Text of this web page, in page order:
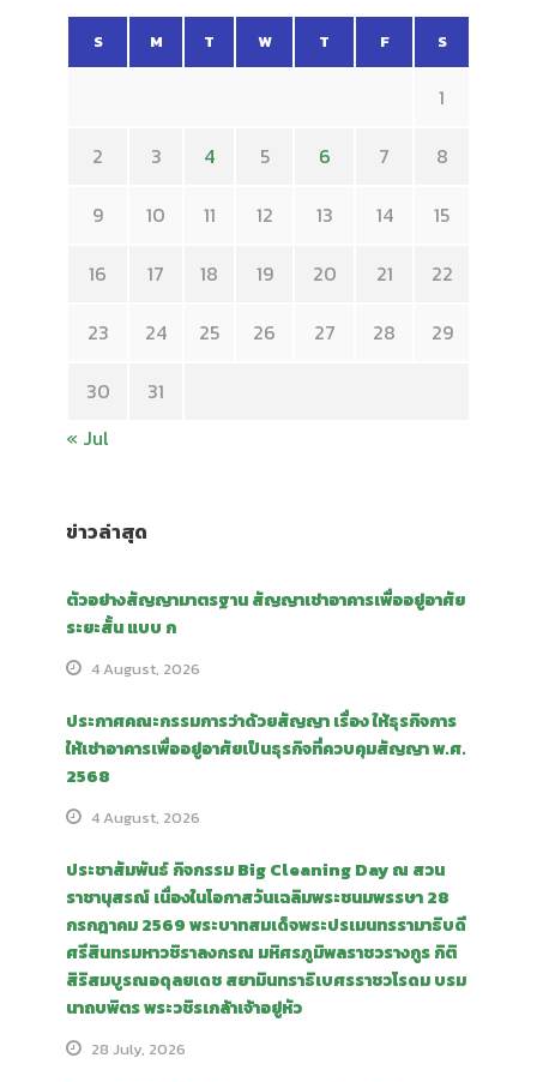
S M T W T F S
1
2 3 4 5 6 7 8
9 10 11 12 13 14 15
16 17 18 19 20 21 22
23 24 25 26 27 28 29
30
31
« Jul
ข่าวล่าสุด
ตัวอย่างสัญญามาตรฐาน สัญญาเช่าอาคารเพื่ออยู่อาศัย
ระยะสั้น แบบ ก
4 August, 2026
ประกาศคณะกรรมการว่าด้วยสัญญา เรื่อง ให้ธุรกิจการ
ให้เช่าอาคารเพื่ออยู่อาศัยเป็นธุรกิจที่ควบคุมสัญญา พ.ศ.
2568
4 August, 2026
ประชาสัมพันธ์ กิจกรรม Big Cleaning Day ณ สวน
ราชานุสรณ์ เนื่องในโอกาสวันเฉลิมพระชนมพรรษา 28
กรกฎาคม 2569 พระบาทสมเด็จพระปรเมนทรรามาธิบดี
ศรีสินทรมหาวชิราลงกรณ มหิศรภูมิพลราชวรางกูร กิติ
สิริสมบูรณอดุลยเดช สยามินทราธิเบศรราชวโรดม บรม
นาถบพิตร พระวชิรเกล้าเจ้าอยู่หัว
28 July, 2026